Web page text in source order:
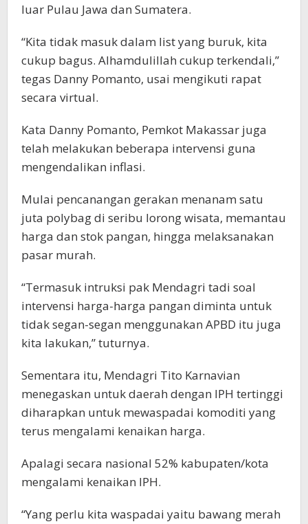
luar Pulau Jawa dan Sumatera.
“Kita tidak masuk dalam list yang buruk, kita
cukup bagus. Alhamdulillah cukup terkendali,”
tegas Danny Pomanto, usai mengikuti rapat
secara virtual.
Kata Danny Pomanto, Pemkot Makassar juga
telah melakukan beberapa intervensi guna
mengendalikan inflasi.
Mulai pencanangan gerakan menanam satu
juta polybag di seribu lorong wisata, memantau
harga dan stok pangan, hingga melaksanakan
pasar murah.
“Termasuk intruksi pak Mendagri tadi soal
intervensi harga-harga pangan diminta untuk
tidak segan-segan menggunakan APBD itu juga
kita lakukan,” tuturnya.
Sementara itu, Mendagri Tito Karnavian
menegaskan untuk daerah dengan IPH tertinggi
diharapkan untuk mewaspadai komoditi yang
terus mengalami kenaikan harga.
Apalagi secara nasional 52% kabupaten/kota
mengalami kenaikan IPH.
“Yang perlu kita waspadai yaitu bawang merah